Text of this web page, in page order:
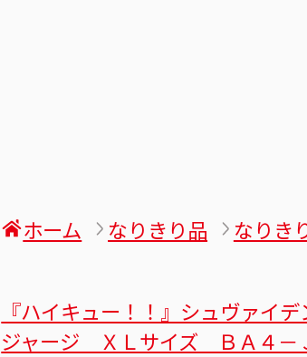
ホーム
なりきり品 なりき
『ハイキュー！！』シュヴァイ
ジャージ ＸＬサイズ ＢＡ４－